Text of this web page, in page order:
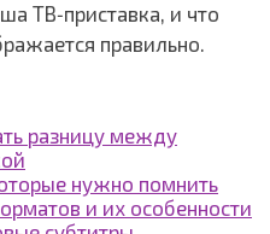
ТВ‑приставка, и что
правильно.
разницу между
нужно помнить
и их особенности